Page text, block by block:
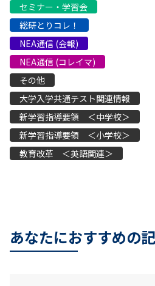
セミナー・学習会
総研とりコレ！
NEA通信 (会報)
NEA通信 (コレイマ)
その他
大学入学共通テスト関連情報
新学習指導要領 ＜中学校＞
新学習指導要領 ＜小学校＞
教育改革 ＜英語関連＞
あなたにおすすめの